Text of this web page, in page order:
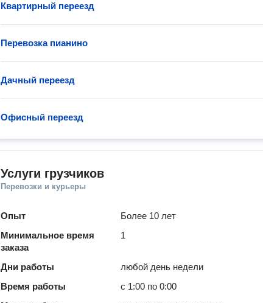
Квартирный переезд
Перевозка пианино
Дачный переезд
Офисный переезд
Услуги грузчиков
Перевозки и курьеры
Опыт
Более 10 лет
Минимальное время
заказа
1
Дни работы
любой день недели
Время работы
с 1:00 по 0:00